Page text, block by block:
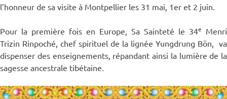
l’honneur de sa visite à Montpellier les 31 mai, 1er et 2 juin.
Pour la première fois en Europe, Sa Sainteté le 34e
Menri
Trizin Rinpoché, chef spirituel de la lignée Yungdrung Bön, va
dispenser des enseignements, répandant ainsi la lumière de la
sagesse ancestrale tibétaine.